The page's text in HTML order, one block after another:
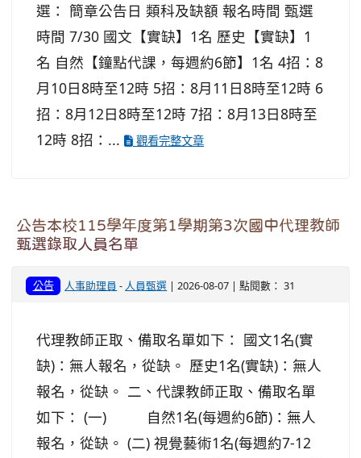
選： 簡章公告日 類科及缺額 報名時間 甄選
時間 7/30 國文【實缺】1名 歷史【實缺】1
名 自然【鐘點代課，每週約6節】1名 4招：8
月10日8時至12時 5招：8月11日8時至12時 6
招：8月12日8時至12時 7招：8月13日8時至
12時 8招：...
觀看完整文章
公告本校115學年度第1學期第3次國中代理教師
甄選錄取人員名單
公告 人事助理員 - 人員甄選 | 2026-08-07 | 點閱數： 31
代理教師正取、備取名單如下： 國文1名(實
缺)：無人報名，從缺。 歷史1名(實缺)：無人
報名，從缺。 二、代課教師正取、備取名單
如下： (一) 自然1名(每週約6節)：無人
報名，從缺。 (二) 視覺藝術1名(每週約7-12